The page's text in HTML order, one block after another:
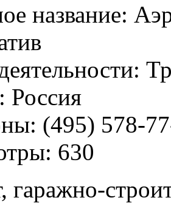
название:
Россия
(495) 578-
630
гаражно-